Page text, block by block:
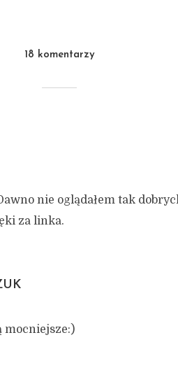
18 komentarzy
nie oglądałem tak
za linka.
mocniejsze:)